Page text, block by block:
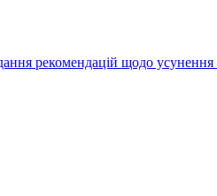
рекомендацій щодо